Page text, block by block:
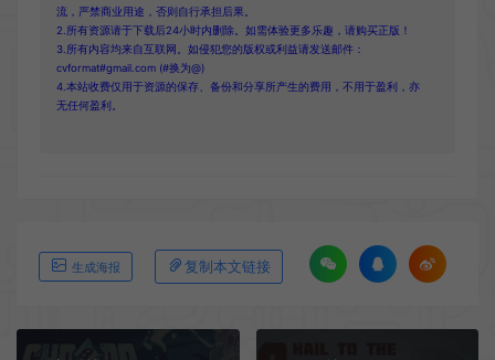
流，严禁商业用途，否则自行承担后果。
2.所有资源请于下载后24小时内删除。如需体验更多乐趣，请购买正版！
3.所有内容均来自互联网。如侵犯您的版权或利益请发送邮件：
cvformat#gmail.com (#换为@)
4.本站收费仅用于资源的保存、备份和分享所产生的费用，不用于盈利，亦
无任何盈利。
生成海报 复制本文链接